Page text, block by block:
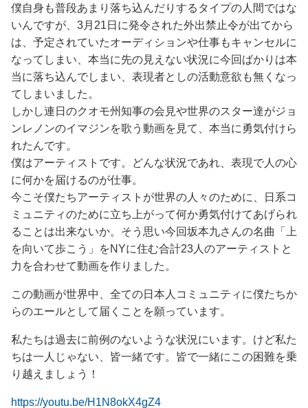
僕自身も普段あまり落ち込んだりするタイプの人間ではな
いんですが、3月21日に発令された外出禁止令が出てから
は、予定されていたオーディションや仕事もキャンセルに
なってしまい、本当に先の見えない状況に今回ばかりは本
当に落ち込んでしまい、表現者としの活動意欲も無くなっ
てしまいました。
しかし連日のクオモ州知事の会見や世界のスター達がジョ
ンレノンのイマジンを歌う動画を見て、本当に勇気付けら
れたんです。
僕はアーティストです。どんな状況であれ、表現で人の心
に何かを届けるのが仕事。
今こそ僕たちアーティストが世界の人々のために、日系コ
ミュニティのために立ち上がって何か勇気付けてあげられ
ることは出来ないか。そう思い今回坂本九さんの名曲「上
を向いて歩こう」をNYに住む合計23人のアーティストと
力を合わせて動画を作りました。
この動画が世界中、全ての日本人コミュニティに僕たちか
らのエールとして届くことを願っています。
私たちは過去に前例のないような状況にいます。けど私た
ちは一人じゃない、皆一緒です。皆で一緒にこの困難を乗
り越えましょう！
https://youtu.be/H1N8okX4gZ4